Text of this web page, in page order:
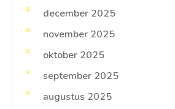
december 2025
november 2025
oktober 2025
september 2025
augustus 2025